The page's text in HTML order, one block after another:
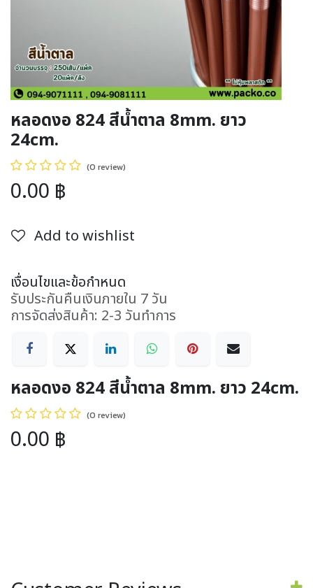
หลอดงอ 824 สีน้ำตาล 8mm. ยาว
24cm.
(0 review)
0.00 ฿
Add to wishlist
เงื่อนไขและข้อกำหนด
รับประกันคืนเงินภายใน 7 วัน
การจัดส่งสินค้า: 2-3 วันทำการ
หลอดงอ 824 สีน้ำตาล 8mm. ยาว 24cm.
(0 review)
0.00 ฿